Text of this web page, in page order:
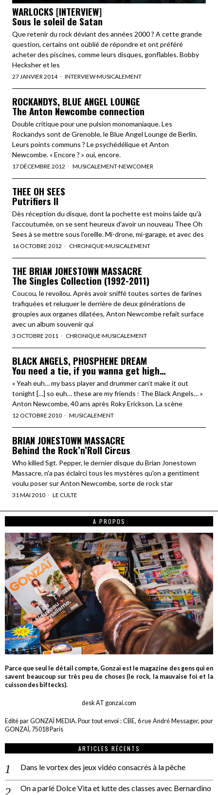
WARLOCKS [INTERVIEW]
Sous le soleil de Satan
Que retenir du rock déviant des années 2000 ? A cette grande
question, certains ont oublié de répondre et ont préféré
acheter des piscines, comme leurs disques, gonflables. Bobby
Hecksher et les
27 JANVIER 2014 INTERVIEW·MUSICALEMENT
ROCKANDYS, BLUE ANGEL LOUNGE
The Anton Newcombe connection
Double critique pour une pulsion monomaniaque. Les
Rockandys sont de Grenoble, le Blue Angel Lounge de Berlin.
Leurs points communs ? Le psychédélique et Anton
Newcombe. « Encore ? » oui, encore.
17 DÉCEMBRE 2012 MUSICALEMENT·NEWCOMER
THEE OH SEES
Putrifiers II
Dès réception du disque, dont la pochette est moins laide qu'à
l'accoutumée, on se sent heureux d'avoir un nouveau Thee Oh
Sees à se mettre sous l'oreille. Mi-drone, mi-garage, et avec des
16 OCTOBRE 2012 CHRONIQUE·MUSICALEMENT
THE BRIAN JONESTOWN MASSACRE
The Singles Collection (1992-2011)
Coucou, le revoilou. Après avoir sniffé toutes sortes de farines
trafiquées et reluquer le derrière de deux générations de
groupies aux organes dilatées, Anton Newcombe refait surface
avec un album souvenir qui
3 OCTOBRE 2011 CHRONIQUE·MUSICALEMENT
BLACK ANGELS, PHOSPHENE DREAM
You need a tie, if you wanna get high…
« Yeah euh… my bass player and drummer can’t make it out
tonight […] so euh… these are my friends : The Black Angels… »
Anton Newcombe, 40 ans après Roky Erickson. La scène
12 OCTOBRE 2010 MUSICALEMENT
BRIAN JONESTOWN MASSACRE
Behind the Rock’n’Roll Circus
Who killed Sgt. Pepper, le dernier disque du Brian Jonestown
Massacre, n'a pas éclairci tous les mystères qu'on a gentiment
voulu poser sur Anton Newcombe, sorte de rock star
31 MAI 2010 LE CULTE
A PROPOS
Parce que seul le détail compte, Gonzaï est le magazine des gens qui en
savent beaucoup sur très peu de choses (le rock, la mauvaise foi et la
cuisson des biftecks).
desk AT gonzai.com
Edité par GONZAÏ MEDIA. Pour tout envoi : CBE, 6 rue André Messager, pour
GONZAÏ, 75018 Paris
ARTICLES RÉCENTS
Dans le vortex des jeux vidéo consacrés à la pêche
On a parlé Dolce Vita et lutte des classes avec Bernardino